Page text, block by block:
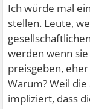
Ich würde mal
stellen. Leute,
werden wenn
preisgeben,
Warum? Weil
impliziert, dass